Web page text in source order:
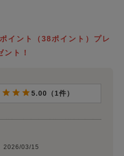
イント（38ポイント）プレ
ント！
5.00 1
2026/03/15